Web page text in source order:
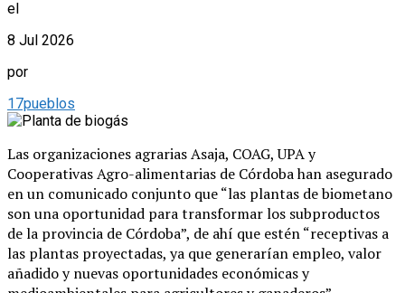
el
8 Jul 2026
por
17pueblos
Las organizaciones agrarias Asaja, COAG, UPA y
Cooperativas Agro-alimentarias de Córdoba han asegurado
en un comunicado conjunto que “las plantas de biometano
son una oportunidad para transformar los subproductos
de la provincia de Córdoba”, de ahí que estén “receptivas a
las plantas proyectadas, ya que generarían empleo, valor
añadido y nuevas oportunidades económicas y